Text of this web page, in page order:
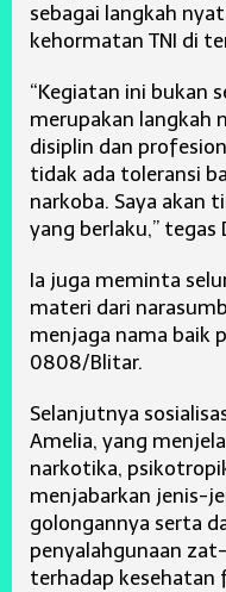
sebagai langkah
kehormatan TNI di
“Kegiatan ini bukan
merupakan langkah
disiplin dan
tidak ada toleransi
narkoba. Saya akan
yang berlaku,” tegas
Ia juga meminta
materi dari
menjaga nama baik
0808/Blitar.
Selanjutnya
Amelia, yang
narkotika,
menjabarkan jenis-
golongannya serta
penyalahgunaan
terhadap kesehatan